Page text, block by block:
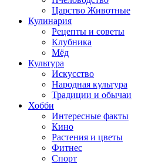
Царство Животные
Кулинария
Рецепты и советы
Клубника
Мёд
Культура
Искусство
Народная культура
Традиции и обычаи
Хобби
Интересные факты
Кино
Растения и цветы
Фитнес
Спорт